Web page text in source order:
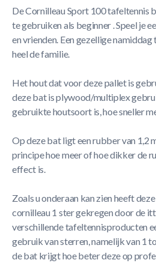
De Cornilleau Sport 100 tafeltennis
te gebruiken als beginner . Speel je
en vrienden. Een gezellige
heel de familie.
Het hout dat voor deze pallet is
deze bat is plywood/multiplex
gebruikte houtsoort is, hoe sneller
Op deze bat ligt een rubber van 1,2
principe hoe meer of hoe dikker de
effect is.
Zoals u onderaan kan zien heeft
cornilleau 1 ster gekregen door de
verschillende tafeltennisproducten
gebruik van sterren, namelijk van 1
de bat krijgt hoe beter deze op